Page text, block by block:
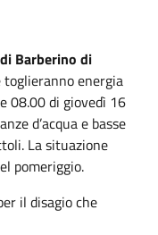
Barberino di
toglieranno energia
08.00 di giovedì 16
d’acqua e basse
La situazione
pomeriggio.
il disagio che